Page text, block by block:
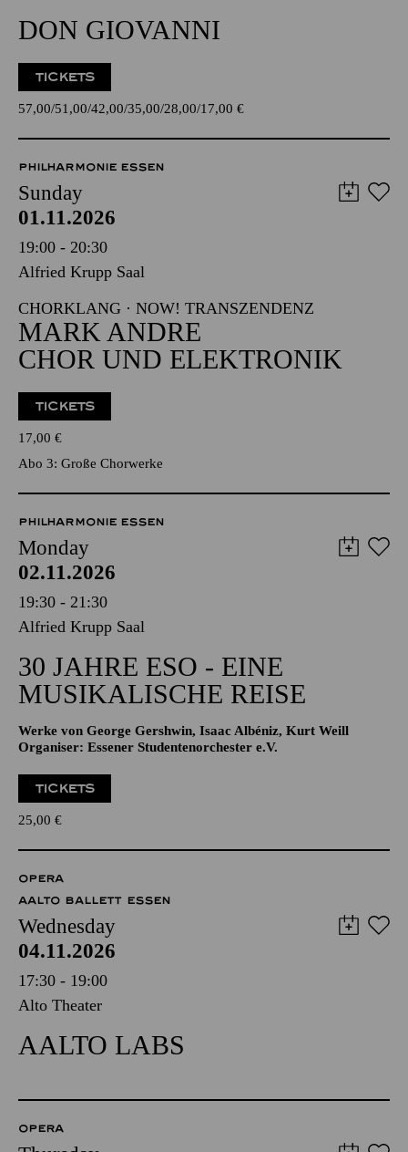
DON GIOVANNI
TICKETS
57,00 51,00 42,00 35,00 28,00 17,00 €
PHILHARMONIE ESSEN
Sunday
01.11.2026
19:00 - 20:30
Alfried Krupp Saal
CHORKLANG · NOW! TRANSZENDENZ
MARK ANDRE
CHOR UND ELEKTRONIK
TICKETS
17,00 €
Abo 3: Große Chorwerke
PHILHARMONIE ESSEN
Monday
02.11.2026
19:30 - 21:30
Alfried Krupp Saal
30 JAHRE ESO - EINE
MUSIKALISCHE REISE
Werke von George Gershwin, Isaac Albéniz, Kurt Weill
Organiser: Essener Studentenorchester e.V.
TICKETS
25,00 €
OPERA
AALTO BALLETT ESSEN
Wednesday
04.11.2026
17:30 - 19:00
Alto Theater
AALTO LABS
OPERA